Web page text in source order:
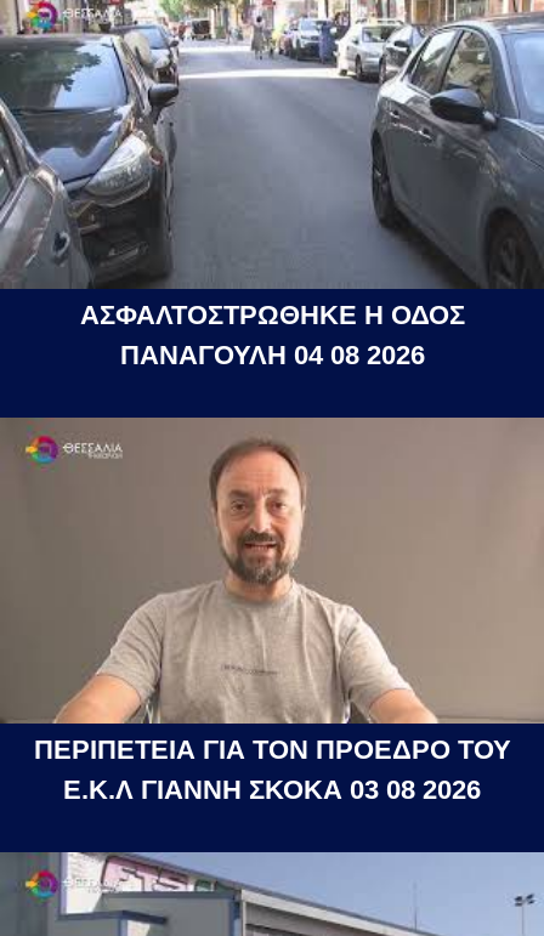
ΑΣΦΑΛΤΟΣΤΡΩΘΗΚΕ Η ΟΔΟΣ
ΠΑΝΑΓΟΥΛΗ 04 08 2026
ΠΕΡΙΠΕΤΕΙΑ ΓΙΑ ΤΟΝ ΠΡΟΕΔΡΟ ΤΟΥ
Ε.Κ.Λ ΓΙΑΝΝΗ ΣΚΟΚΑ 03 08 2026